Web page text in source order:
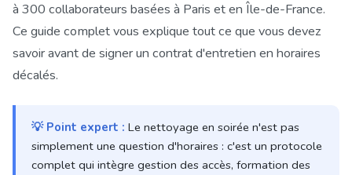
à 300 collaborateurs basées à Paris et en Île-de-France.
Ce guide complet vous explique tout ce que vous devez
savoir avant de signer un contrat d'entretien en horaires
décalés.
💡 Point expert : Le nettoyage en soirée n'est pas
simplement une question d'horaires : c'est un protocole
complet qui intègre gestion des accès, formation des